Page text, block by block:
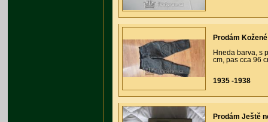
Prodám
Hneda barva, s
cm, pas cca 96
1935 -1938
Prodám Ještě